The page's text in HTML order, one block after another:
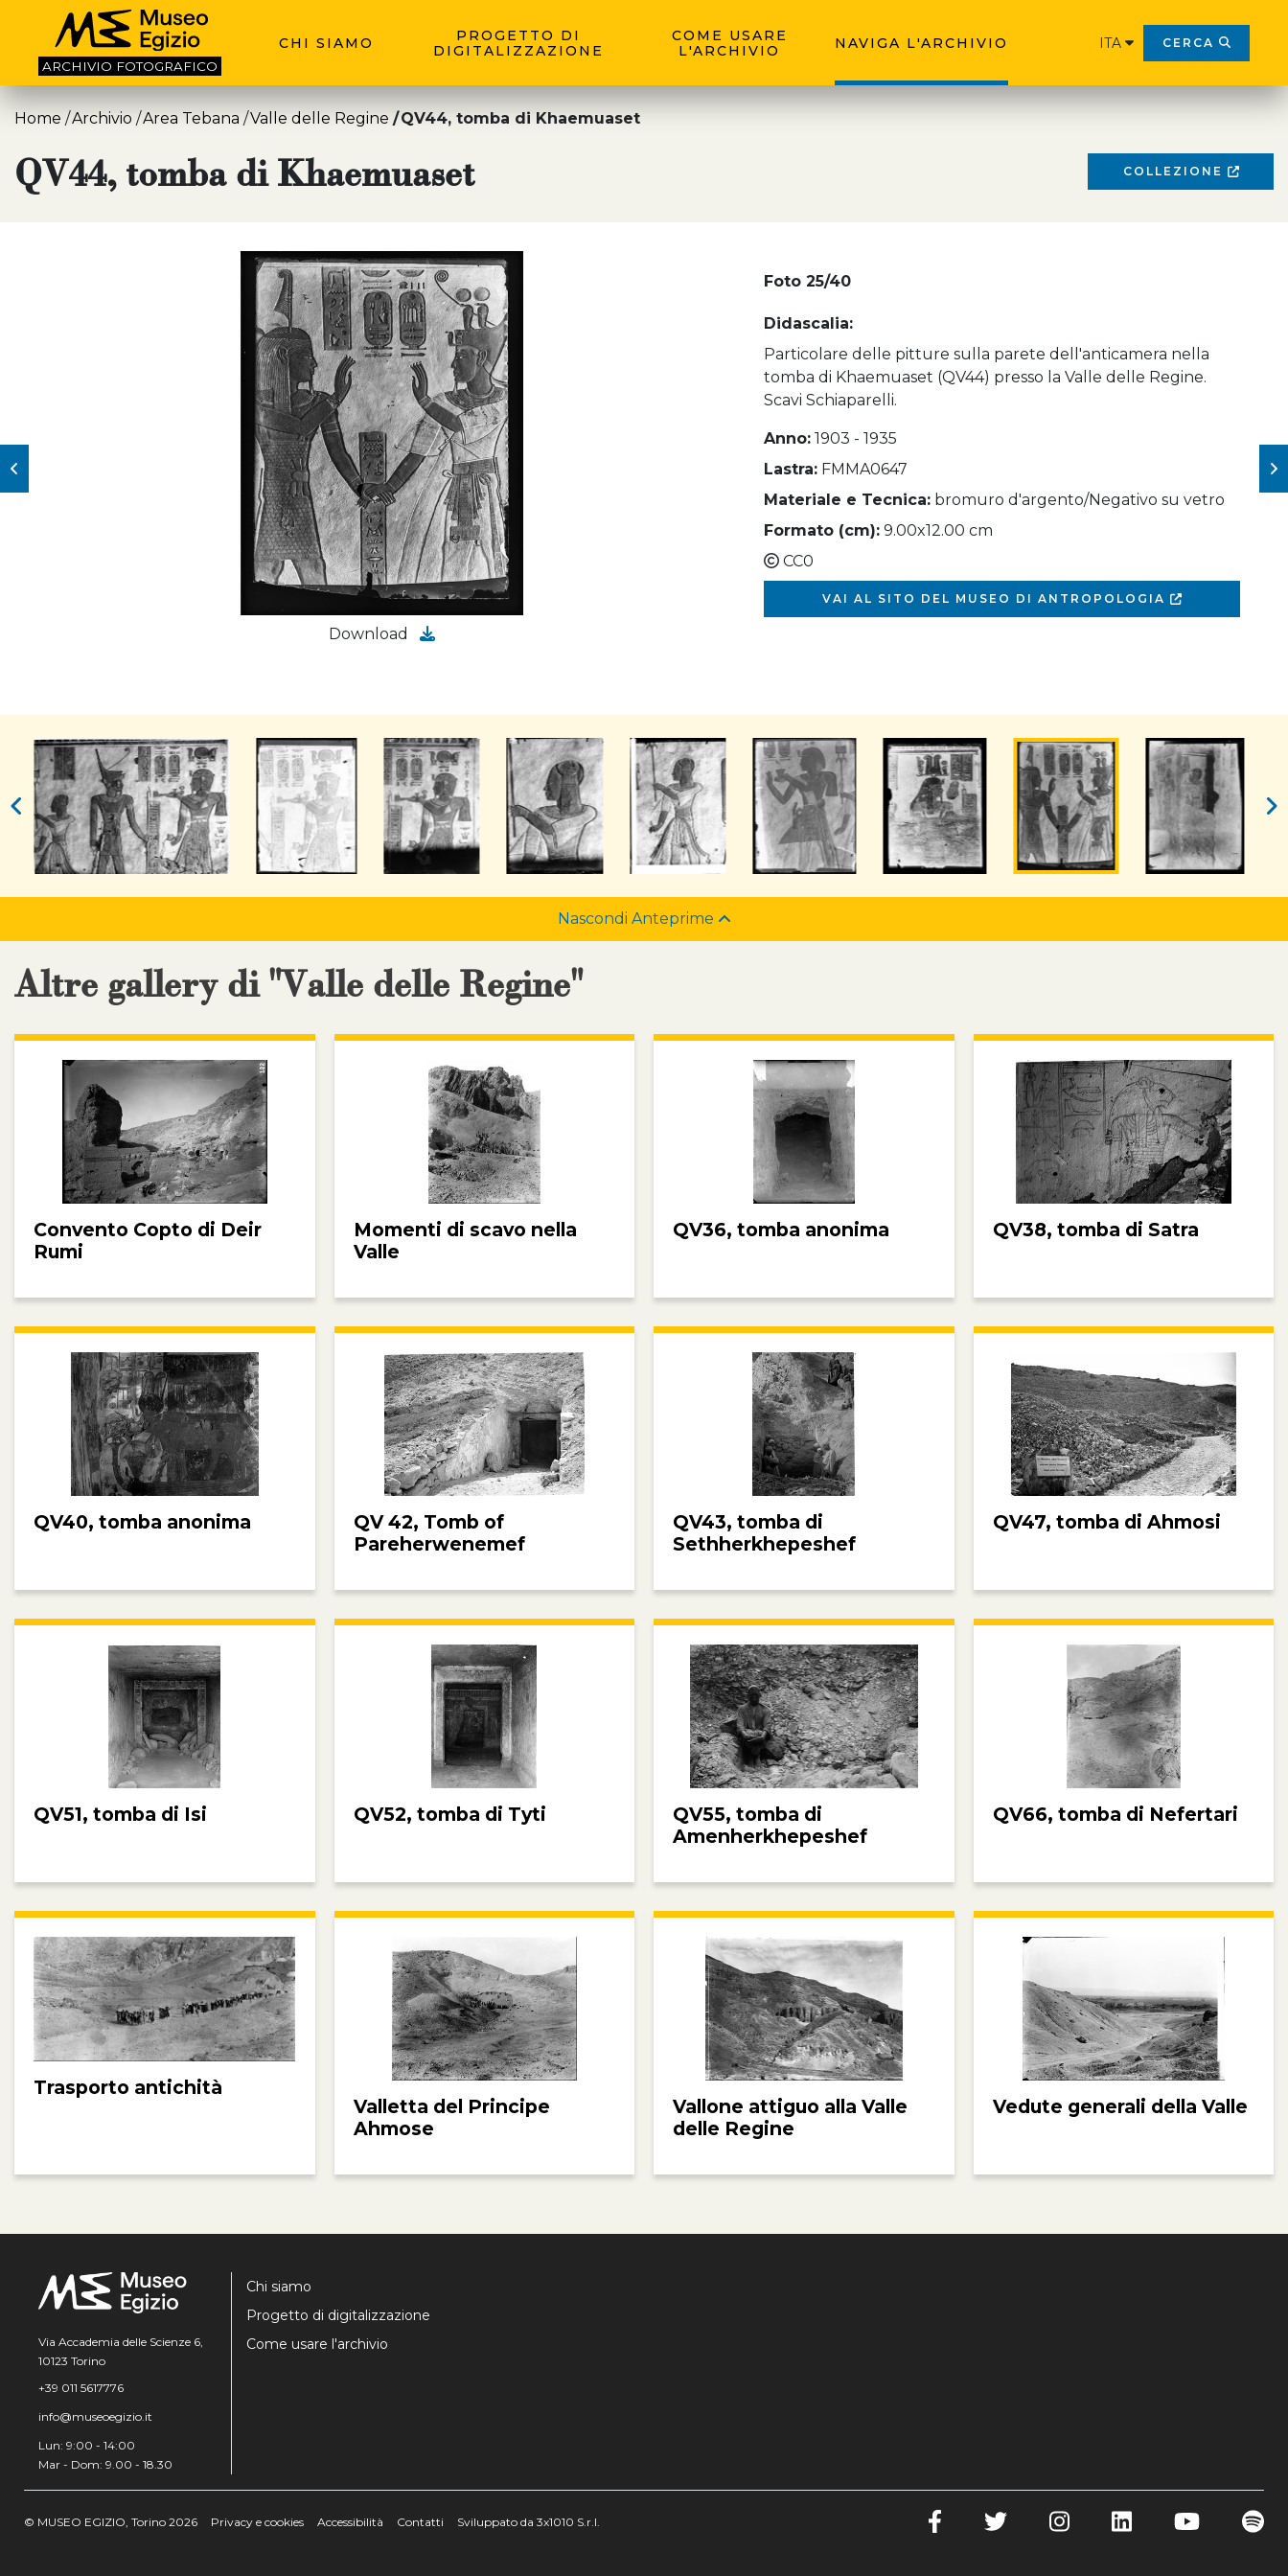
ARCHIVIO FOTOGRAFICO
CHI SIAMO
PROGETTO DI
DIGITALIZZAZIONE
COME USARE
L'ARCHIVIO
NAVIGA L'ARCHIVIO ITA CERCA
Home Archivio Area Tebana Valle delle Regine QV44, tomba di Khaemuaset
COLLEZIONE
QV44, tomba di Khaemuaset
Download
Foto 25/40
Didascalia:
Particolare delle pitture sulla parete dell'anticamera nella
tomba di Khaemuaset (QV44) presso la Valle delle Regine.
Scavi Schiaparelli.
Anno: 1903 - 1935
Lastra: FMMA0647
Materiale e Tecnica: bromuro d'argento/Negativo su vetro
Formato (cm): 9.00x12.00 cm
CC0
VAI AL SITO DEL MUSEO DI ANTROPOLOGIA
Nascondi Anteprime
Altre gallery di "Valle delle Regine"
Convento Copto di Deir
Rumi
Momenti di scavo nella
Valle
QV36, tomba anonima QV38, tomba di Satra
QV40, tomba anonima
QV 42, Tomb of
Pareherwenemef
QV43, tomba di
Sethherkhepeshef
QV47, tomba di Ahmosi
QV51, tomba di Isi QV52, tomba di Tyti
QV55, tomba di
Amenherkhepeshef
QV66, tomba di Nefertari
Trasporto antichità
Valletta del Principe
Ahmose
Vallone attiguo alla Valle
delle Regine
Vedute generali della Valle
Via Accademia delle Scienze 6,
10123 Torino
+39 011 5617776
info@museoegizio.it
Lun: 9:00 - 14:00
Mar - Dom: 9.00 - 18.30
Chi siamo
Progetto di digitalizzazione
Come usare l'archivio
© MUSEO EGIZIO, Torino 2026 Privacy e cookies Accessibilità Contatti Sviluppato da 3x1010 S.r.l.